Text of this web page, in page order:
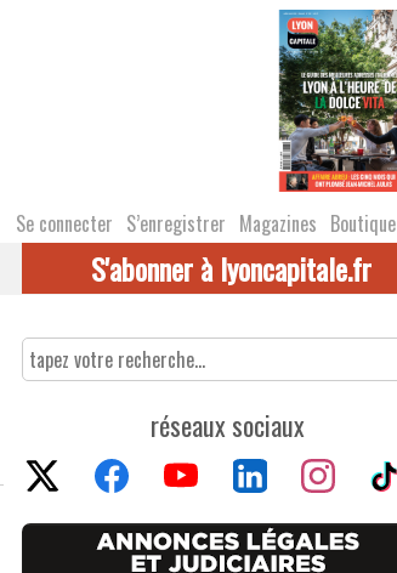
Se connecter S’enregistrer Magazines Boutique
S'abonner à lyoncapitale.fr
réseaux sociaux